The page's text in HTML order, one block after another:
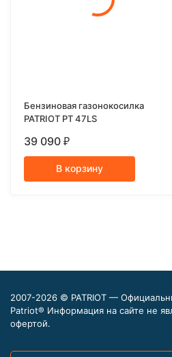
Бензиновая газонокосилка
PATRIOT PT 47LS
39 090 ₽
В корзину
2007-2026 © PATRIOT —
Patriot® Информация на сайте не
офертой.